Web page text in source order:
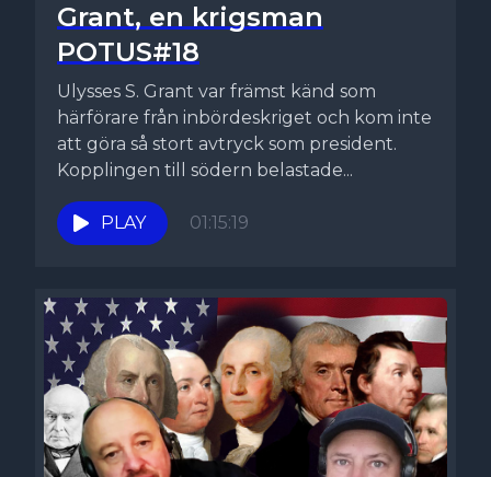
Grant, en krigsman
POTUS#18
Ulysses S. Grant var främst känd som
härförare från inbördeskriget och kom inte
att göra så stort avtryck som president.
Kopplingen till södern belastade...
PLAY 01:15:19